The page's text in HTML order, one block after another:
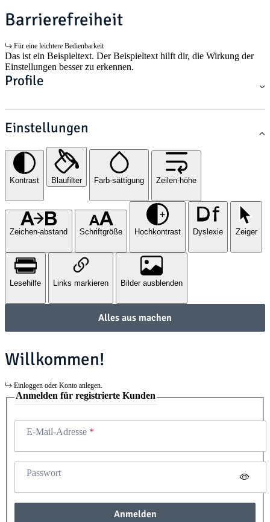
Barrierefreiheit
Für eine leichtere Bedienbarkeit
Das ist ein Beispieltext. Der Beispieltext hilft dir, die Wirkung der
Einstellungen besser zu erkennen.
Profile
Einstellungen
Kontrast Blaufilter Farb-sättigung Zeilen-höhe
Zeichen-abstand Schriftgröße Hochkontrast Dyslexie Zeiger
Lesehilfe Links markieren Bilder ausblenden
Alles aus machen
Willkommen!
Einloggen oder Konto anlegen.
Anmelden für registrierte Kunden
E-Mail-Adresse
Passwort
Anmelden